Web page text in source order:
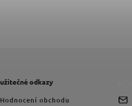
užitečné odkazy
Hodnocení obchodu